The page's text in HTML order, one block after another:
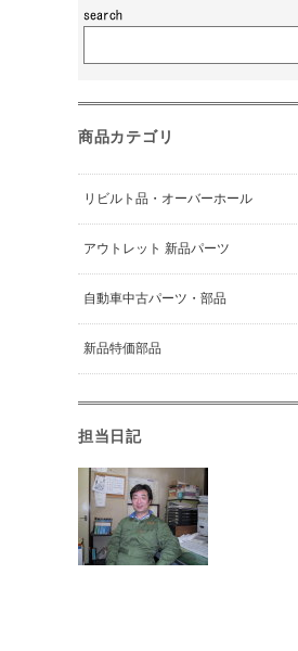
商品カテゴリ
リビルト品・オーバーホール
アウトレット 新品パーツ
自動車中古パーツ・部品
新品特価部品
担当日記